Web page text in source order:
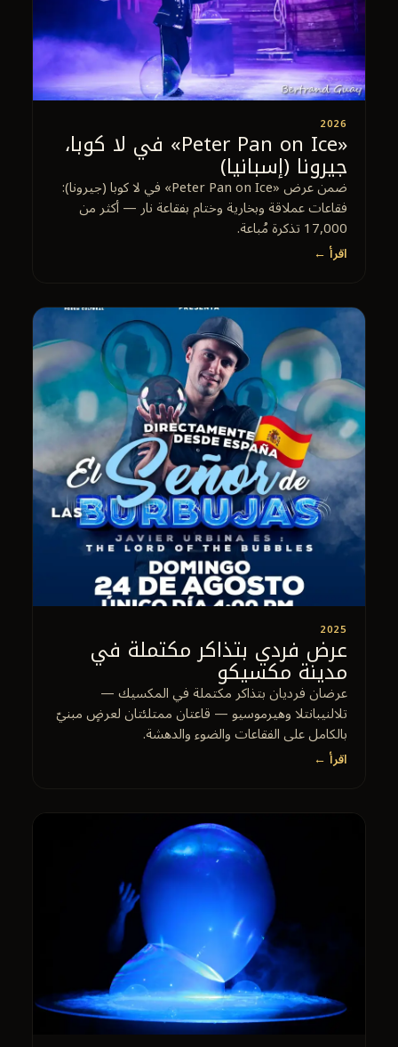
2026
«Peter Pan on Ice» في لا كوبا،
جيرونا (إسبانيا)
ضمن عرض «Peter Pan on Ice» في لا كوبا (جيرونا):
فقاعات عملاقة وبخارية وختام بفقاعة نار — أكثر من
17,000 تذكرة مُباعة.
اقرأ ←
2025
عرض فردي بتذاكر مكتملة في
مدينة مكسيكو
عرضان فرديان بتذاكر مكتملة في المكسيك —
تلالنيبانتلا وهيرموسيو — قاعتان ممتلئتان لعرضٍ مبنيّ
بالكامل على الفقاعات والضوء والدهشة.
اقرأ ←